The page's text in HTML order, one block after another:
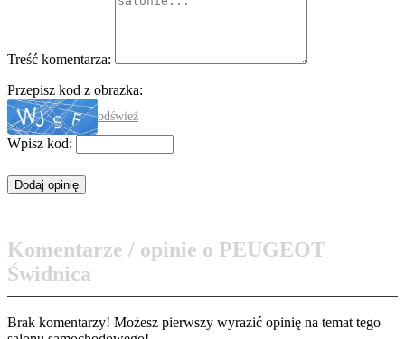
Treść komentarza:
Przepisz kod z obrazka:
odśwież
Wpisz kod:
Komentarze / opinie o PEUGEOT
Świdnica
Brak komentarzy! Możesz pierwszy wyrazić opinię na temat tego